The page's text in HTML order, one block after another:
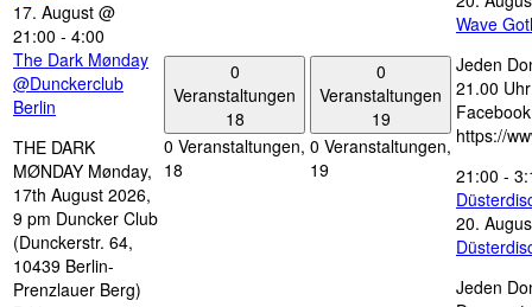
17. August @
21:00 - 4:00
The Dark Mønday
@Dunckerclub
Berlin
THE DARK
MØNDAY Mønday,
17th August 2026,
9 pm Duncker Club
(Dunckerstr. 64,
10439 Berlin-
Prenzlauer Berg)
0
Veranstaltungen
18
0 Veranstaltungen,
18
0
Veranstaltungen
19
0 Veranstaltungen,
19
Wave
Jeden
21.00
https://
21:00 -
20.
Jeden